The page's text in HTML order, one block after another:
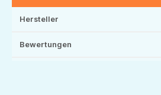
Hersteller
Bewertungen